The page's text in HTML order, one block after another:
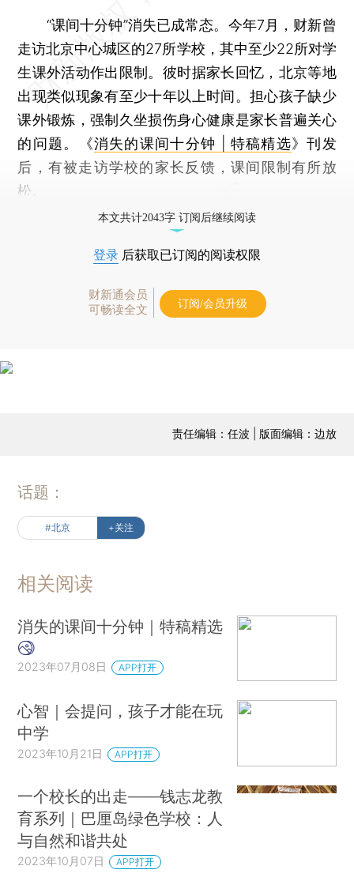
“课间十分钟”消失已成常态。今年7月，财新曾
走访北京中心城区的27所学校，其中至少22所对学
生课外活动作出限制。彼时据家长回忆，北京等地
出现类似现象有至少十年以上时间。担心孩子缺少
课外锻炼，强制久坐损伤身心健康是家长普遍关心
的问题。《消失的课间十分钟 | 特稿精选》刊发
后，有被走访学校的家长反馈，课间限制有所放
松。
本文共计2043字 订阅后继续阅读
登录 后获取已订阅的阅读权限
财新通会员
可畅读全文
订阅/会员升级
责任编辑：任波 | 版面编辑：边放
话题：
#北京 +关注
相关阅读
消失的课间十分钟｜特稿精选
2023年07月08日 APP打开
心智｜会提问，孩子才能在玩
中学
2023年10月21日 APP打开
一个校长的出走——钱志龙教
育系列｜巴厘岛绿色学校：人
与自然和谐共处
2023年10月07日 APP打开